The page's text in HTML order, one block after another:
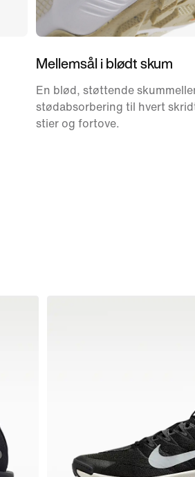
Mellemsål i blødt skum
En blød, støttende
stødabsorbering til hvert
stier og fortove.